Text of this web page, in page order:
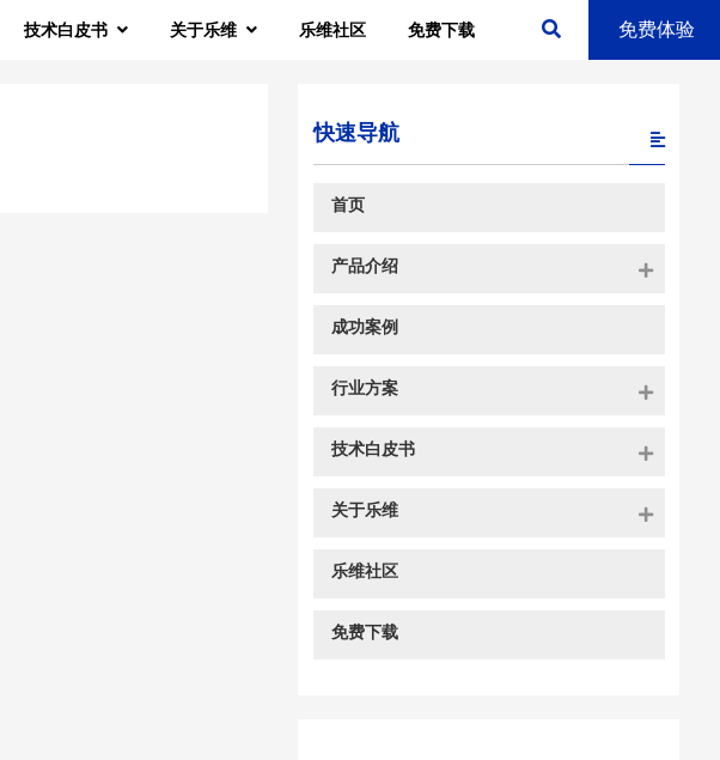
免费体验
技术白皮书 关于乐维 乐维社区 免费下载
快速导航
首页
产品介绍
成功案例
行业方案
技术白皮书
关于乐维
乐维社区
免费下载